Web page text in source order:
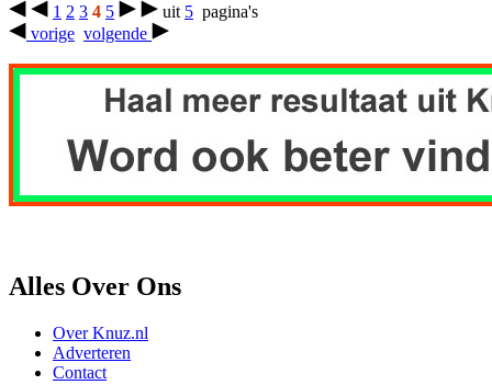
1 2 3 4 5 uit 5 pagina's
vorige volgende
Alles Over Ons
Over Knuz.nl
Adverteren
Contact